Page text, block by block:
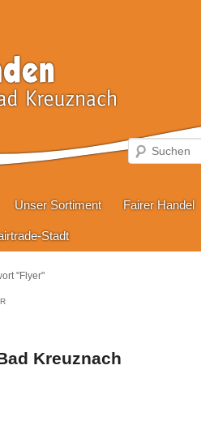
Unser Sortiment Fairer Handel
Stadt
"Flyer"
Kreuznach